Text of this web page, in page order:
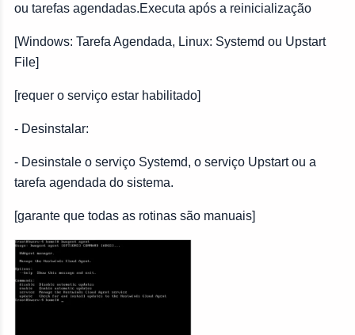
ou tarefas agendadas.Executa após a reinicialização
[Windows: Tarefa Agendada, Linux: Systemd ou Upstart
File]
[requer o serviço estar habilitado]
- Desinstalar:
- Desinstale o serviço Systemd, o serviço Upstart ou a
tarefa agendada do sistema.
[garante que todas as rotinas são manuais]